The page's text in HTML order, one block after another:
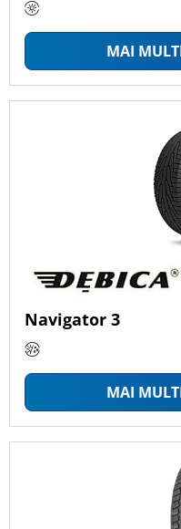
MAI
Navigator 3
MAI